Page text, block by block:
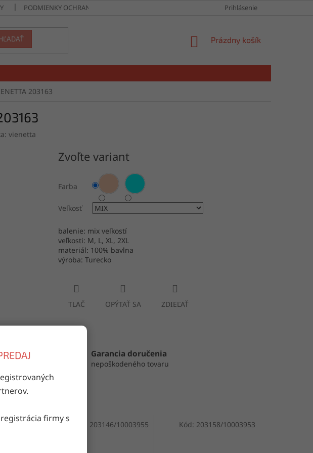
firmy s
PODMIENKY OCHRANY OSOBNÝCH ÚDAJOV Prihlásenie
NÁKUPNÝ
Prázdny košík
203163
vienetta
Zvoľte variant
Farba
Veľkosť
balenie: mix veľkostí
veľkosti: M, L, XL, 2XL
materiál: 100% bavlna
výroba: Turecko
TLAČ OPÝTAŤ SA ZDIEĽAŤ
Garancia doručenia
nepoškodeného tovaru
Kód:204074 203146/10003955 Kód: 203158/10003953